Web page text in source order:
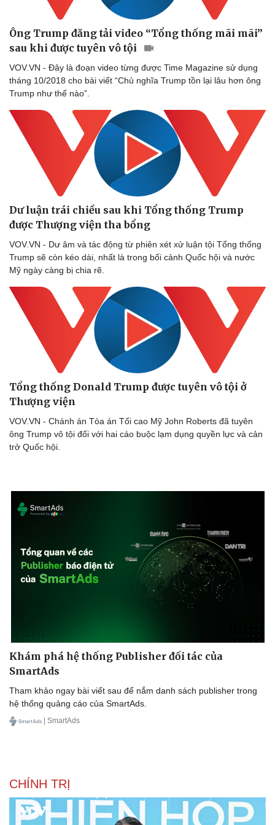
Văn hóa
Sân khấu - Điện ảnh
Ông Trump đăng tải video “Tổng thống mãi mãi”
sau khi được tuyên vô tội
VOV.VN - Đây là đoạn video từng được Time Magazine sử dụng
tháng 10/2018 cho bài viết “Chủ nghĩa Trump tồn lại lâu hơn ông
Trump như thế nào”.
Dư luận trái chiều sau khi Tổng thống Trump
được Thượng viện tha bổng
VOV.VN - Dư âm và tác động từ phiên xét xử luận tội Tổng thống
Trump sẽ còn kéo dài, nhất là trong bối cảnh Quốc hội và nước
Mỹ ngày càng bị chia rẽ.
Tổng thống Donald Trump được tuyên vô tội ở
Thượng viện
VOV.VN - Chánh án Tòa án Tối cao Mỹ John Roberts đã tuyên
ông Trump vô tội đối với hai cáo buộc lạm dụng quyền lực và cản
trở Quốc hội.
Khám phá hệ thống Publisher đối tác của
SmartAds
Tham khảo ngay bài viết sau để nắm danh sách publisher trong
hệ thống quảng cáo của SmartAds.
| SmartAds
CHÍNH TRỊ